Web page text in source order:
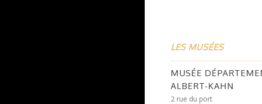
LES MUSÉES
MUSÉE
ALBERT-KAHN
2 rue du port